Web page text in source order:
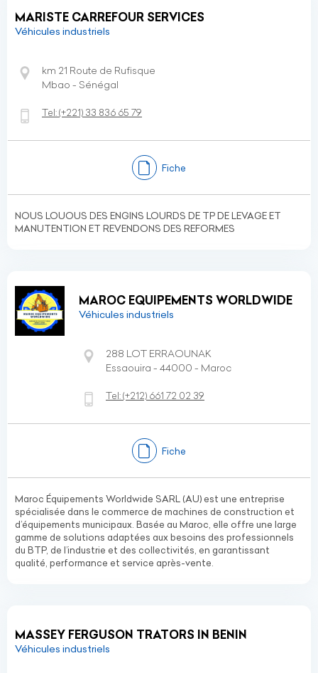
MARISTE CARREFOUR SERVICES
Véhicules industriels
km 21 Route de Rufisque
Mbao - Sénégal
Tel:(+221) 33 836 65 79
Fiche
NOUS LOUOUS DES ENGINS LOURDS DE TP DE LEVAGE ET
MANUTENTION ET REVENDONS DES REFORMES
MAROC EQUIPEMENTS WORLDWIDE
Véhicules industriels
288 LOT ERRAOUNAK
Essaouira - 44000 - Maroc
Tel:(+212) 661 72 02 39
Fiche
Maroc Équipements Worldwide SARL (AU) est une entreprise
spécialisée dans le commerce de machines de construction et
d’équipements municipaux. Basée au Maroc, elle offre une large
gamme de solutions adaptées aux besoins des professionnels
du BTP, de l’industrie et des collectivités, en garantissant
qualité, performance et service après-vente.
MASSEY FERGUSON TRATORS IN BENIN
Véhicules industriels